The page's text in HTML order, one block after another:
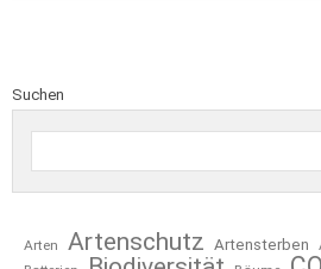
Suchen
Arten Artenschutz Artensterben